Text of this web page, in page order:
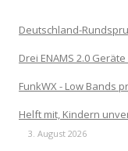
Deutschland-
Drei ENAMS 2.0
FunkWX - Low Bands
Helft mit, Kindern
3. August 2026